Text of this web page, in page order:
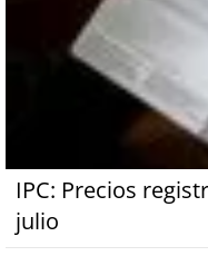
IPC: Precios
julio